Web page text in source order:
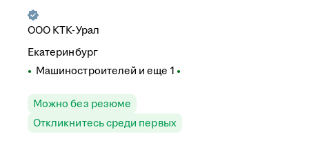
ООО КТК-Урал
Екатеринбург
Машиностроителей и еще 1
Можно без резюме
Откликнитесь среди первых